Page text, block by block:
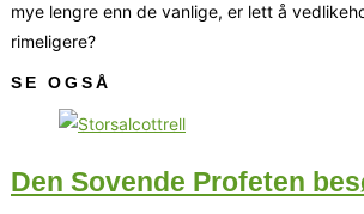
mye lengre enn de vanlige, er lett å
rimeligere?
SE OGSÅ
Den Sovende Profeten